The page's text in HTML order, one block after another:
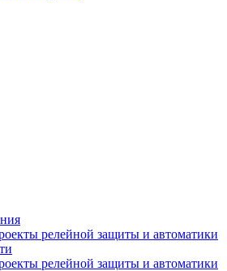
релейной защиты и автоматики
релейной защиты и автоматики